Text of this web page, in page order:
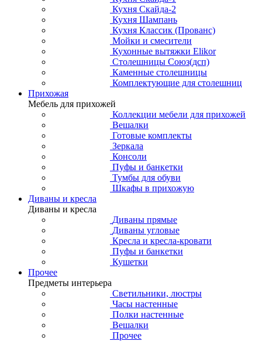
Кухня Скайда-2
Кухня Шампань
Кухня Классик (Прованс)
Мойки и смесители
Кухонные вытяжки Elikor
Столешницы Союз(дсп)
Каменные столешницы
Комплектующие для столешниц
Прихожая
Мебель для прихожей
Коллекции мебели для прихожей
Вешалки
Готовые комплекты
Зеркала
Консоли
Пуфы и банкетки
Тумбы для обуви
Шкафы в прихожую
Диваны и кресла
Диваны и кресла
Диваны прямые
Диваны угловые
Кресла и кресла-кровати
Пуфы и банкетки
Кушетки
Прочее
Предметы интерьера
Светильники, люстры
Часы настенные
Полки настенные
Вешалки
Прочее